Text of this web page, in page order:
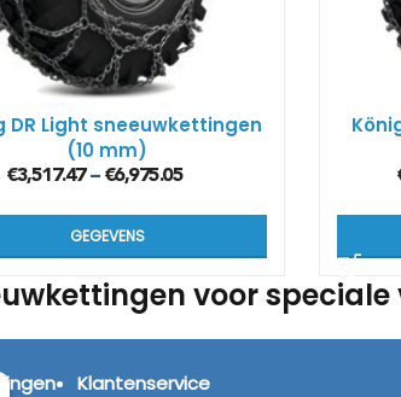
DR Light sneeuwkettingen
(10 mm)
€3,517.47– €6,975.05
GEGEVENS
voor
Klantenservice